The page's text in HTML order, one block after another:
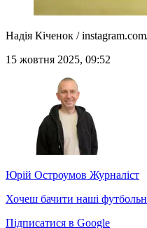
Надія Кіченок /
15 жовтня 2025, 09:52
Юрій Остроумов Журналіст
Хочеш бачити наші
Підписатися в Google